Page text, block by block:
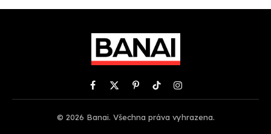
Facebook
X
(Twitter)
PinterestTikTokInstagram
© 2026 Banai. Všechna práva vyhrazena.